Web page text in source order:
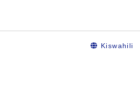
Kiswahili